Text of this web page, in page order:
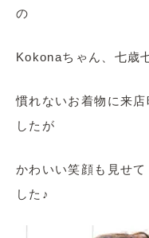
の
Kokonaちゃん、七歳
慣れないお着物に来
したが
かわいい笑顔も見せ
した♪